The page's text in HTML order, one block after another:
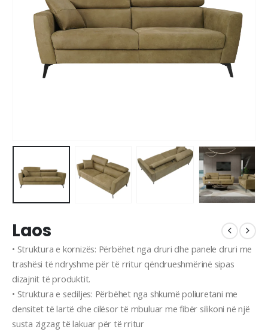
Laos
• Struktura e kornizës: Përbëhet nga druri dhe panele druri me
trashësi të ndryshme për të rritur qëndrueshmërinë sipas
dizajnit të produktit.
• Struktura e sediljes: Përbëhet nga shkumë poliuretani me
densitet të lartë dhe cilësor të mbuluar me fibër silikoni në një
susta zigzag të lakuar për të rritur